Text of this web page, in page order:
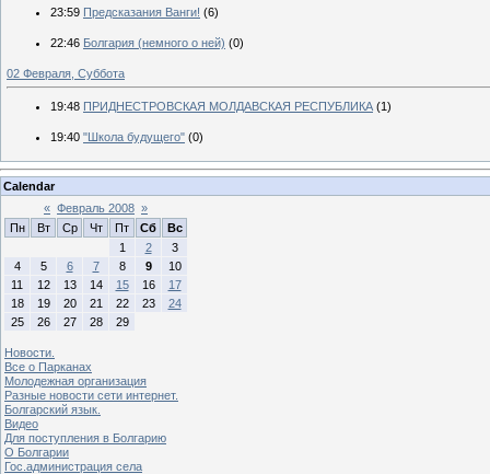
23:59 Предсказания Ванги! (6)
22:46 Болгария (немного о ней) (0)
02 Февраля, Суббота
19:48 ПРИДНЕСТРОВСКАЯ МОЛДАВСКАЯ РЕСПУБЛИКА (1)
19:40 "Школа будущего" (0)
Calendar
« Февраль 2008 »
Пн
Вт Ср Чт Пт Сб
Вс
1
2
3
4
5 6 7 8 9
10
11
12 13 14 15 16
17
18
19 20 21 22 23
24
25
26 27 28 29
Новости.
Все о Парканах
Молодежная организация
Разные новости сети интернет.
Болгарский язык.
Видео
Для поступления в Болгарию
О Болгарии
Гос.администрация села